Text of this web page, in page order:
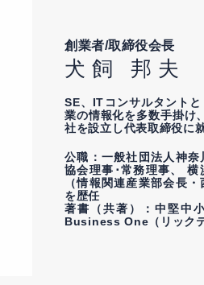
創業者/取締役会長
犬飼 邦夫
SE、ITコンサルタント
業の情報化を多数手掛け
社を設立し代表取締役に就
公職：一般社団法人神奈
協会理事･常務理事、 横
（情報関連産業部会長
を歴任
著書（共著）：中堅中
Business One（リックテ